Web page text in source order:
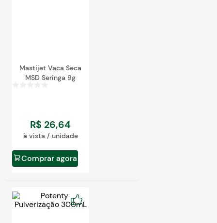
Mastijet Vaca Seca
MSD Seringa 9g
R$ 26,64
à vista / unidade
Comprar agora